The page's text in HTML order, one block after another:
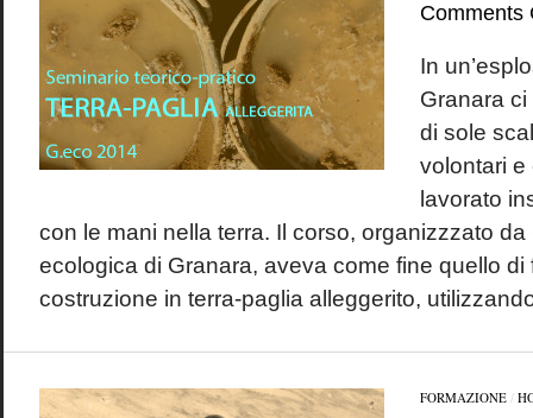
Comments
In
Granara
di sole
volontari e
lavorato
con le mani nella terra. Il corso, organizzzato da
ecologica di Granara, aveva come fine quello di
costruzione in terra-paglia alleggerito,
FORMAZIONE/